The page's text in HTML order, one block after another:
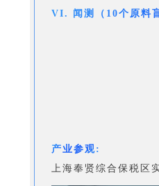
VI. 闻测（10个原料
产业参观:
上海奉贤综合保税区